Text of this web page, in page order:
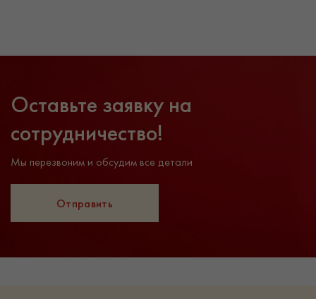
Оставьте заявку на
сотрудничество!
Мы перезвоним и обсудим все детали
Отправить